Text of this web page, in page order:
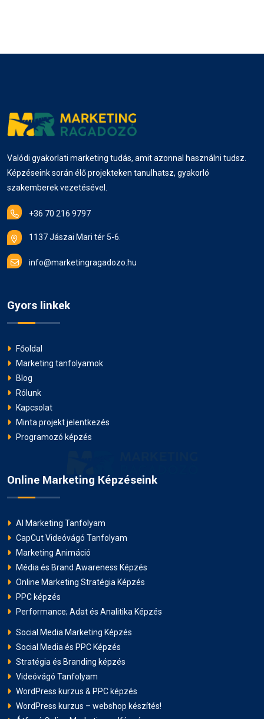
Valódi gyakorlati marketing tudás, amit azonnal használni tudsz.
Képzéseink során élő projekteken tanulhatsz, gyakorló
szakemberek vezetésével.
+36 70 216 9797
1137 Jászai Mari tér 5-6.
info@marketingragadozo.hu
Gyors linkek
Főoldal
Marketing tanfolyamok
Blog
Rólunk
Kapcsolat
Minta projekt jelentkezés
Programozó képzés
Online Marketing Képzéseink
AI Marketing Tanfolyam
CapCut Videóvágó Tanfolyam
Marketing Animáció
Média és Brand Awareness Képzés
Online Marketing Stratégia Képzés
PPC képzés
Performance; Adat és Analitika Képzés
Social Media Marketing Képzés
Social Media és PPC Képzés
Stratégia és Branding képzés
Videóvágó Tanfolyam
WordPress kurzus & PPC képzés
WordPress kurzus – webshop készítés!